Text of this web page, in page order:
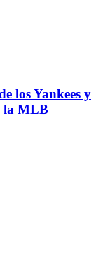
los Yankees y
la MLB